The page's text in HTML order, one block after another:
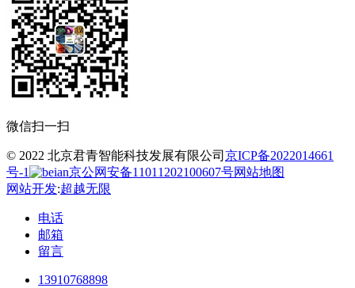
微信扫一扫
© 2022 北京君青智能科技发展有限公司 京ICP备2022014661
号-1
京公网安备11011202100607号网站地图
网站开发:超越无限
电话
邮箱
留言
13910768898